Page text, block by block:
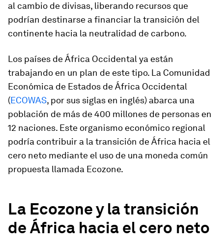
al cambio de divisas, liberando recursos que
podrían destinarse a financiar la transición del
continente hacia la neutralidad de carbono.
Los países de África Occidental ya están
trabajando en un plan de este tipo. La Comunidad
Económica de Estados de África Occidental
(ECOWAS, por sus siglas en inglés) abarca una
población de más de 400 millones de personas en
12 naciones. Este organismo económico regional
podría contribuir a la transición de África hacia el
cero neto mediante el uso de una moneda común
propuesta llamada Ecozone.
La Ecozone y la transición
de África hacia el cero neto